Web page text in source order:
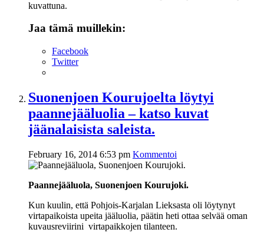
kuvattuna.
Jaa tämä muillekin:
Facebook
Twitter
Suonenjoen Kourujoelta löytyi
paannejääluolia – katso kuvat
jäänalaisista saleista.
February 16, 2014 6:53 pm Kommentoi
Paannejääluola, Suonenjoen Kourujoki.
Kun kuulin, että Pohjois-Karjalan Lieksasta oli löytynyt
virtapaikoista upeita jääluolia, päätin heti ottaa selvää oman
kuvausreviirini virtapaikkojen tilanteen.